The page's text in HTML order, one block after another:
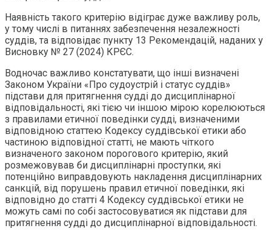
Наявність такого критерію відіграє дуже важливу роль,
у тому числі в питаннях забезпечення незалежності
суддів, та відповідає пункту 13 Рекомендацій, наданих у
Висновку № 27 (2024) КРЄС.
Водночас важливо констатувати, що інші визначені
Законом України «Про судоустрій і статус суддів»
підстави для притягнення судді до дисциплінарної
відповідальності, які тією чи іншою мірою корелюються
з правилами етичної поведінки судді, визначеними
відповідною статтею Кодексу суддівської етики або
частиною відповідної статті, не мають чіткого
визначеного законом порогового критерію, який
розмежовував би дисциплінарні проступки, які
потенційно виправдовують накладення дисциплінарних
санкцій, від порушень правил етичної поведінки, які
відповідно до статті 4 Кодексу суддівської етики не
можуть самі по собі застосовуватися як підстави для
притягнення судді до дисциплінарної відповідальності.